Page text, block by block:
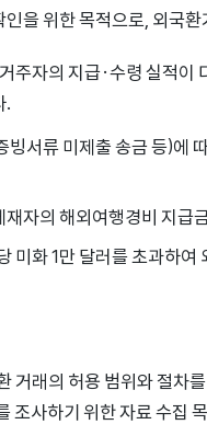
을 위한 목적으로, 외국
주자의 지급·수령 실적이
.
서류 미제출 송금 등)에
자의 해외여행경비 지급
미화 1만 달러를 초과하
거래의 허용 범위와 절차
조사하기 위한 자료 수집